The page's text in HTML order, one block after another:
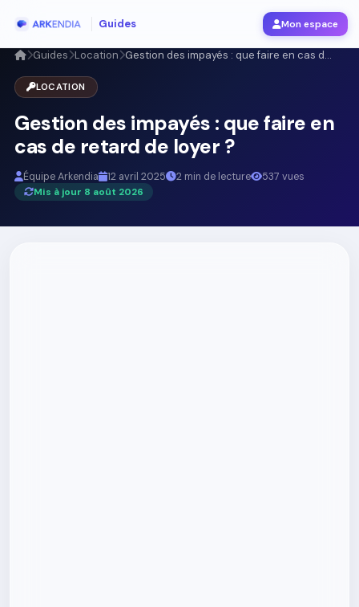
Guides Mon espace
Guides Location Gestion des impayés : que faire en cas d...
LOCATION
Gestion des impayés : que faire en
cas de retard de loyer ?
Équipe Arkendia 12 avril 2025 2 min de lecture
537 vues
Mis à jour 8 août 2026